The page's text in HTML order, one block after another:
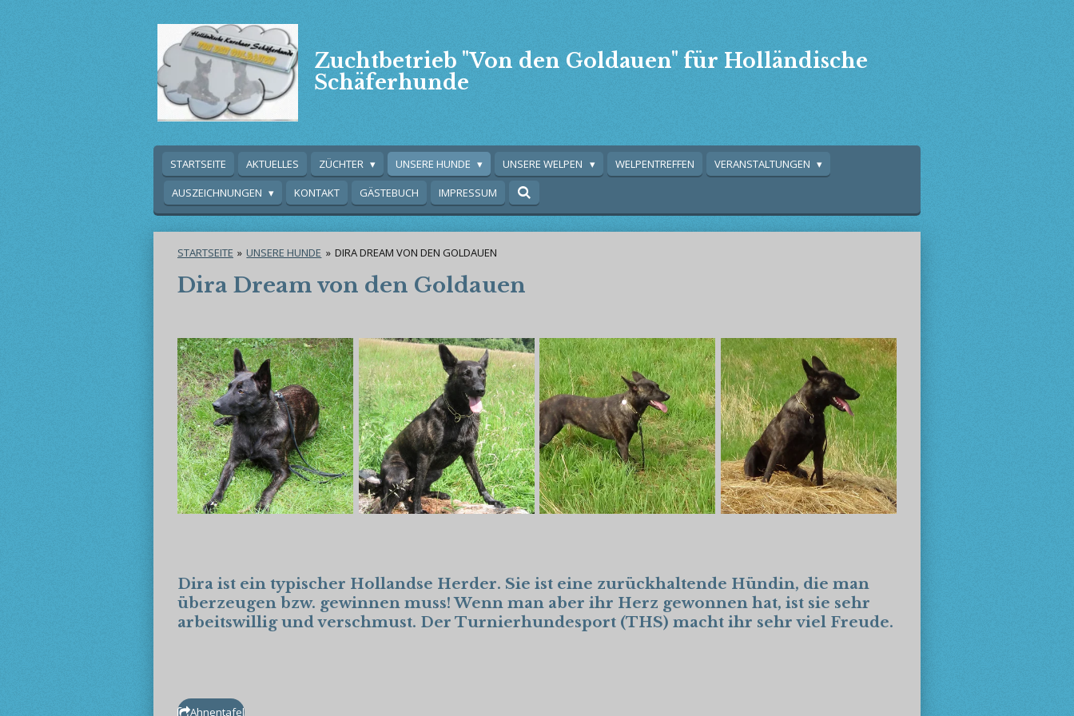
Zuchtbetrieb "Von den Goldauen" für Holländische
Schäferhunde
STARTSEITE AKTUELLES ZÜCHTER UNSERE HUNDE UNSERE WELPEN WELPENTREFFEN
VERANSTALTUNGEN
AUSZEICHNUNGEN
KONTAKT GÄSTEBUCH IMPRESSUM
STARTSEITE » UNSERE HUNDE » DIRA DREAM VON DEN GOLDAUEN
Dira Dream von den Goldauen
Dira ist ein typischer Hollandse Herder. Sie ist eine zurückhaltende Hündin, die man
überzeugen bzw. gewinnen muss! Wenn man aber ihr Herz gewonnen hat, ist sie sehr
arbeitswillig und verschmust. Der Turnierhundesport (THS) macht ihr sehr viel Freude.
Ahnentafel